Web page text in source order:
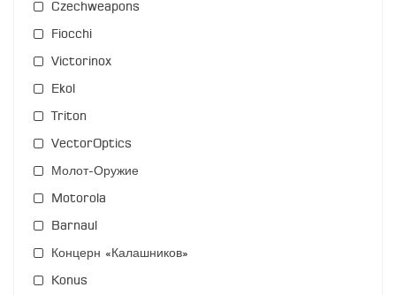
Czechweapons
Fiocchi
Victorinox
Ekol
Triton
VectorOptics
Молот-Оружие
Motorola
Barnaul
Концерн «Калашников»
Konus